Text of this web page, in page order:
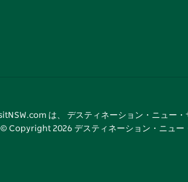
は、 デスティネーション・ニュー
© Copyright 2026 デスティネーション・ニュ